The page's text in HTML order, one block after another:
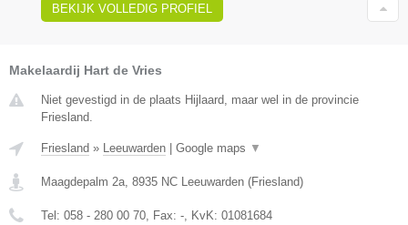
BEKIJK VOLLEDIG PROFIEL
Makelaardij Hart de Vries
Niet gevestigd in de plaats Hijlaard, maar wel in de provincie
Friesland.
Friesland » Leeuwarden | Google maps ▼
Maagdepalm 2a 8935 NC Leeuwarden (Friesland)
Tel: 058 - 280 00 70 , Fax: - , KvK: 01081684